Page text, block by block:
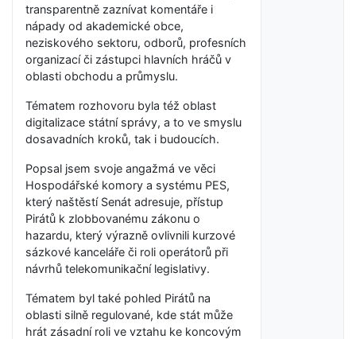
transparentně zaznívat komentáře i
nápady od akademické obce,
neziskového sektoru, odborů, profesních
organizací či zástupci hlavních hráčů v
oblasti obchodu a průmyslu.
Tématem rozhovoru byla též oblast
digitalizace státní správy, a to ve smyslu
dosavadních kroků, tak i budoucích.
Popsal jsem svoje angažmá ve věci
Hospodářské komory a systému PES,
který naštěstí Senát adresuje, přístup
Pirátů k zlobbovanému zákonu o
hazardu, který výrazně ovlivnili kurzové
sázkové kanceláře či roli operátorů při
návrhů telekomunikační legislativy.
Tématem byl také pohled Pirátů na
oblasti silně regulované, kde stát může
hrát zásadní roli ve vztahu ke koncovým